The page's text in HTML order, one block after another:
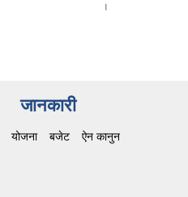
।
जानकारी
योजना बजेट ऐन कानुन